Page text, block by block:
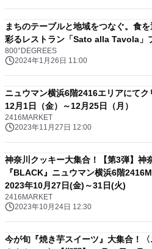
まちのテーブルと地域をつなぐ。食
彩るレストラン「Sato alla Tavola」
800°DEGREES
2024年1月26日 11:00
ニュウマン横浜6階2416エリアにてク
12月1日（金）～12月25日（月）
2416MARKET
2023年11月27日 12:00
神奈川クッキー大集合！【第3弾】神
『BLACK』ニュウマン横浜6階
2023年10月27日(金)～31日(火)
2416MARKET
2023年10月24日 12:30
今が旬『焼き芋スイーツ』大集合！